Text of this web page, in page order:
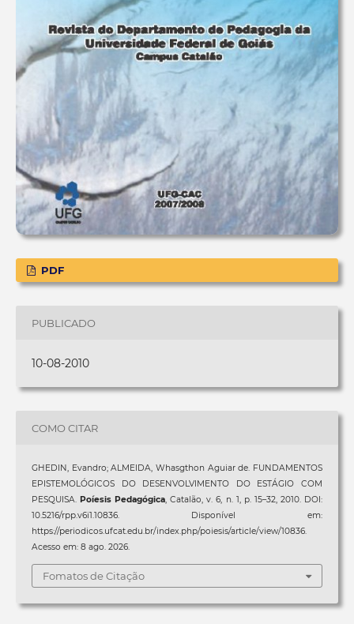
PDF
PUBLICADO
10-08-2010
COMO CITAR
GHEDIN, Evandro; ALMEIDA, Whasgthon Aguiar de. FUNDAMENTOS
EPISTEMOLÓGICOS DO DESENVOLVIMENTO DO ESTÁGIO COM
PESQUISA. Poíesis Pedagógica, Catalão, v. 6, n. 1, p. 15–32, 2010. DOI:
10.5216/rpp.v6i1.10836. Disponível em:
https://periodicos.ufcat.edu.br/index.php/poiesis/article/view/10836.
Acesso em: 8 ago. 2026.
Fomatos de Citação